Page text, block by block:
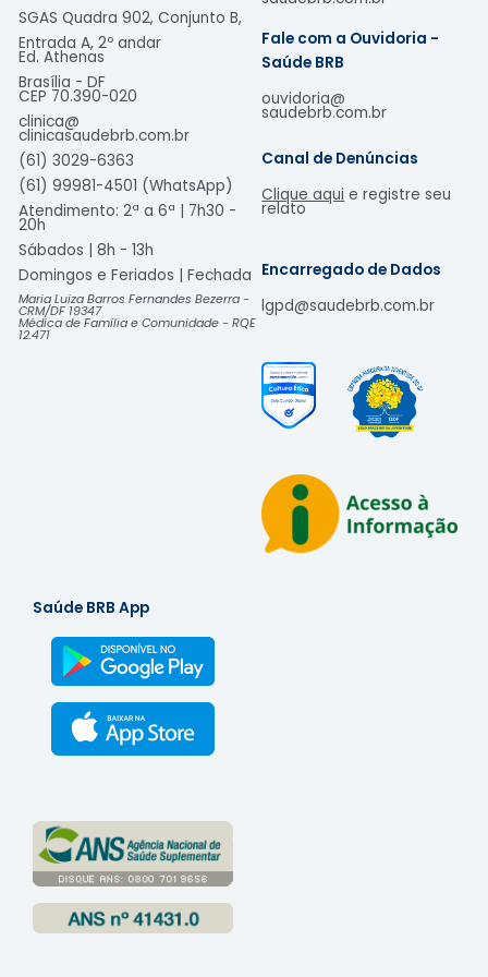
ou normativos.
Transparência:
Divulgação clara, completa e objetiva
de informações relevantes para a operadora e para a
sociedade, independentemente daquelas exigidas pela
legislação. É a visibilidade das decisões e das ações,
mediante comunicação clara, exata, ágil e acessível,
dando ênfase à publicidade e à prestação de contas
de seus atos, observados os limites do direito à
confidencialidade.
Tratamento (de dados):Toda operação realizada
com dados pessoais, como as que se referem à coleta,
produção, recepção, classificação, utilização, acesso,
reprodução, transmissão, distribuição, processamento,
arquivamento, armazenamento, eliminação, avaliação
ou controle da informação, modificação, comunicação,
transferência, difusão ou extração.
As normas contidas neste Código aplicam-se, no
âmbito da Saúde BRB e da Clínica Saúde BRB, a todos os
de Brasília que prestem serviço na Saúde BRB, dirigentes e
conselheiros, prepostos, estagiários, aprendizes e
terceirizados, os quais devem atuar com base nos
princípios e valores aqui definidos.
5. PRINCÍPIOS
compartilhadas por todos os seus empregados e demais
colaboradores, de forma a garantir o fortalecimento, a
reputação e a integridade da Caixa de Assistência no
mercado.
SGAS Quadra 902, Conjunto B,
Entrada A, 2º andar
Ed. Athenas
Brasília - DF
CEP 70.390-020
clinica@
clinicasaudebrb.com.br
(61) 3029-6363
(61) 99981-4501 (WhatsApp)
Atendimento: 2ª a 6ª | 7h30 -
20h
Sábados | 8h - 13h
Domingos e Feriados | Fechada​
Maria Luiza Barros Fernandes Bezerra -
CRM/DF 19347
Médica de Família e Comunidade - RQE
12.471
Fale com a Ouvidoria -
Saúde BRB
ouvidoria@
saudebrb.com.br
Canal de Denúncias
Clique aqui e registre seu
relato
Encarregado de Dados
lgpd@saudebrb.com.br
Saúde BRB App